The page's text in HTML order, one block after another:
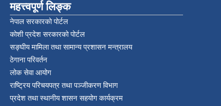
महत्त्वपूर्ण लिङ्क
नेपाल सरकारको पोर्टल
कोशी प्रदेश सरकारको पोर्टल
सङ्‍घीय मामिला तथा सामान्य प्रशासन मन्त्रालय
ठेगाना परिवर्तन
लोक सेवा आयोग
राष्ट्रिय परिचयपत्र तथा पञ्‍जीकरण विभाग
प्रदेश तथा स्थानीय शासन सहयोग कार्यक्रम